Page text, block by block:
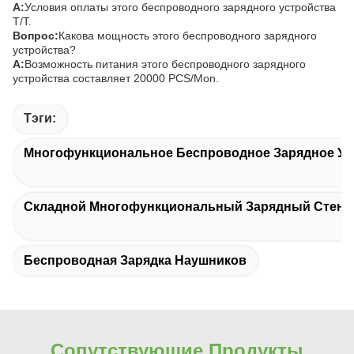
А:Условия оплаты этого беспроводного зарядного устройства
T/T.
Вопрос:Какова мощность этого беспроводного зарядного
устройства?
А:Возможность питания этого беспроводного зарядного
устройства составляет 20000 PCS/Mon.
Тэги:
Многофункциональное Беспроводное Зарядное
Складной Многофункциональный Зарядный Стенд
Беспроводная Зарядка Наушников